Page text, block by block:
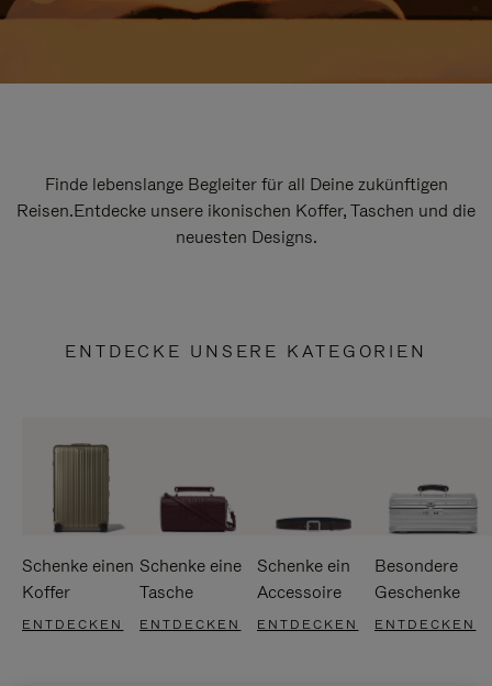
Finde lebenslange Begleiter für all Deine zukünftigen
Reisen.Entdecke unsere ikonischen Koffer, Taschen und die
neuesten Designs.
ENTDECKE UNSERE KATEGORIEN
Schenke einen
Koffer
ENTDECKEN
Schenke eine
Tasche
ENTDECKEN
Schenke ein
Accessoire
ENTDECKEN
Besondere
Geschenke
ENTDECKEN